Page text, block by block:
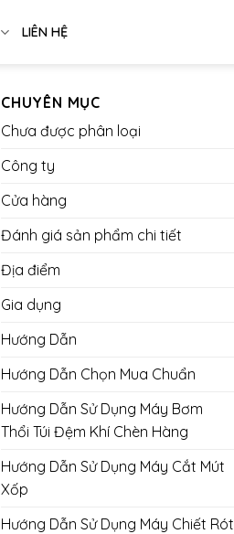
LIÊN HỆ
CHUYÊN MỤC
Chưa được phân loại
Công ty
Cửa hàng
Đánh giá sản phẩm chi tiết
Địa điểm
Gia dụng
Hướng Dẫn
Hướng Dẫn Chọn Mua Chuẩn
Hướng Dẫn Sử Dụng Máy Bơm
Thổi Túi Đệm Khí Chèn Hàng
Hướng Dẫn Sử Dụng Máy Cắt Mút
Xốp
Hướng Dẫn Sử Dụng Máy Chiết Rót